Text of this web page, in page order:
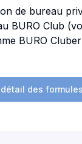
de bureau
BURO Club
BURO
des formules